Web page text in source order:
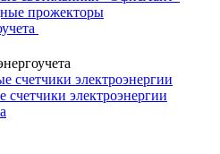
прожекторы
счетчики электроэнергии
счетчики электроэнергии